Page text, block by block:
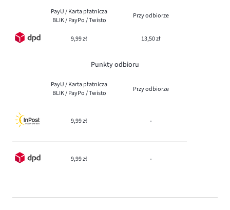
PayU / Karta płatnicza
BLIK / PayPo / Twisto
Przy odbiorze
9,99 zł 13,50 zł
Punkty odbioru
PayU / Karta płatnicza
BLIK / PayPo / Twisto
Przy odbiorze
9,99 zł -
9,99 zł -